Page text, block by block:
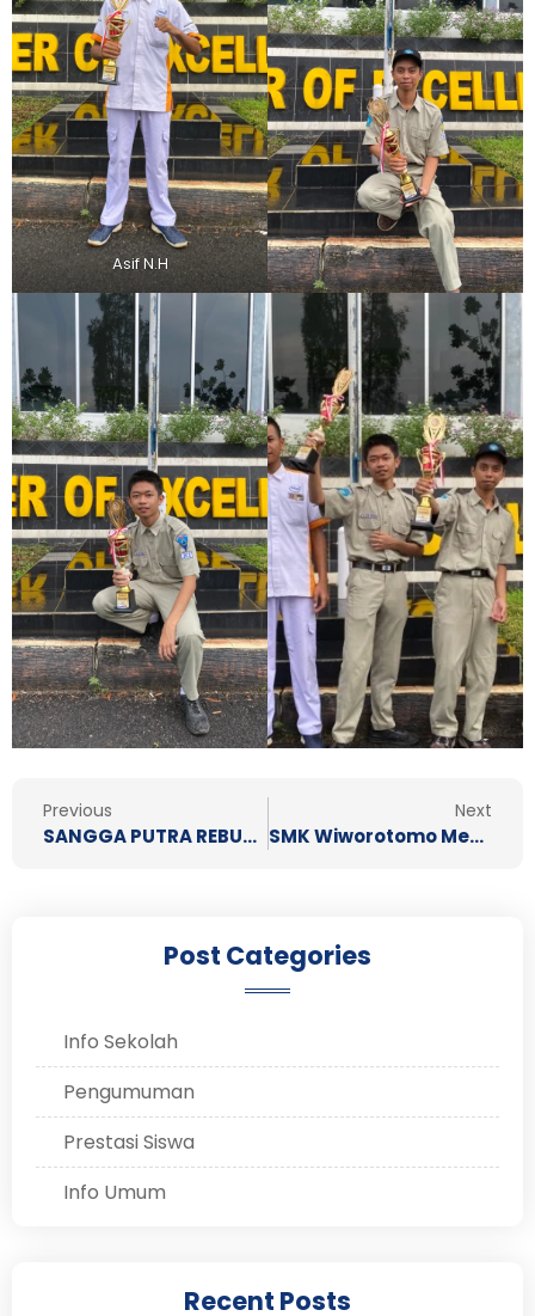
Asif N.H
Prev
Previous
SANGGA PUTRA REBUT JUARA 1
Next
SMK Wiworotomo Membagikan Ribuan Paket Zakat
Post Categories
Info Sekolah
Pengumuman
Prestasi Siswa
Info Umum
Recent Posts